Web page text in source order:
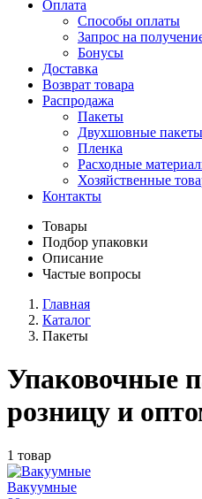
Оплата
Способы оплаты
Запрос на
Бонусы
Доставка
Возврат товара
Распродажа
Пакеты
Двухшовные пакеты
Пленка
Расходные
Хозяйственные
Контакты
Товары
Подбор упаковки
Описание
Частые вопросы
Главная
Каталог
Пакеты
Упаковочные
розницу и
1 товар
Вакуумные